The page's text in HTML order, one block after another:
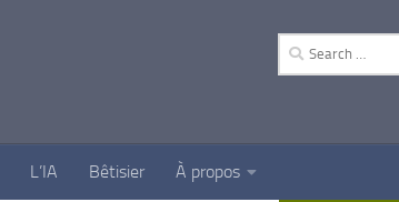
Search
for:
L’IA Bêtisier À propos